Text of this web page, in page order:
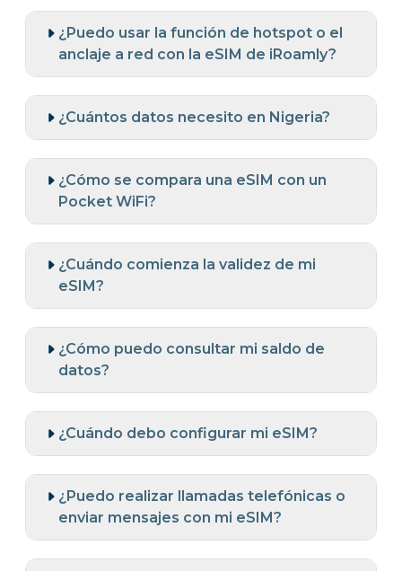
¿Puedo usar la función de hotspot o el
anclaje a red con la eSIM de iRoamly?
¿Cuántos datos necesito en Nigeria?
¿Cómo se compara una eSIM con un
Pocket WiFi?
¿Cuándo comienza la validez de mi
eSIM?
¿Cómo puedo consultar mi saldo de
datos?
¿Cuándo debo configurar mi eSIM?
¿Puedo realizar llamadas telefónicas o
enviar mensajes con mi eSIM?